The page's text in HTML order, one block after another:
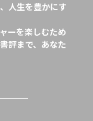
人生を豊かにす
ーを楽しむため
評まで、あなた